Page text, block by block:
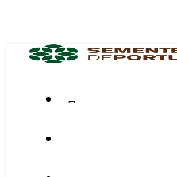
content